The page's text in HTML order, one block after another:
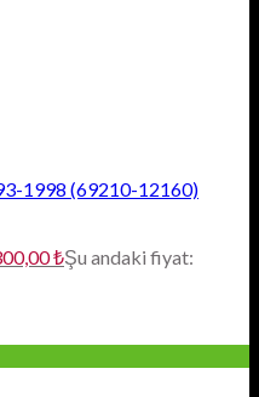
1998 (69210-12160)
₺Şu andaki fiyat: